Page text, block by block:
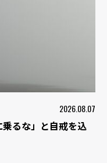
2026.08.07
るな」と自戒を込